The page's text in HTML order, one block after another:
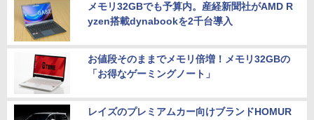
メモリ32GBでも予算内。産経新聞社がAMD R
yzen搭載dynabookを2千台導入
お値段そのままでメモリ倍増！メモリ32GBの
「お得なゲーミングノート」
レイズのプレミアムカー向けブランドHOMUR